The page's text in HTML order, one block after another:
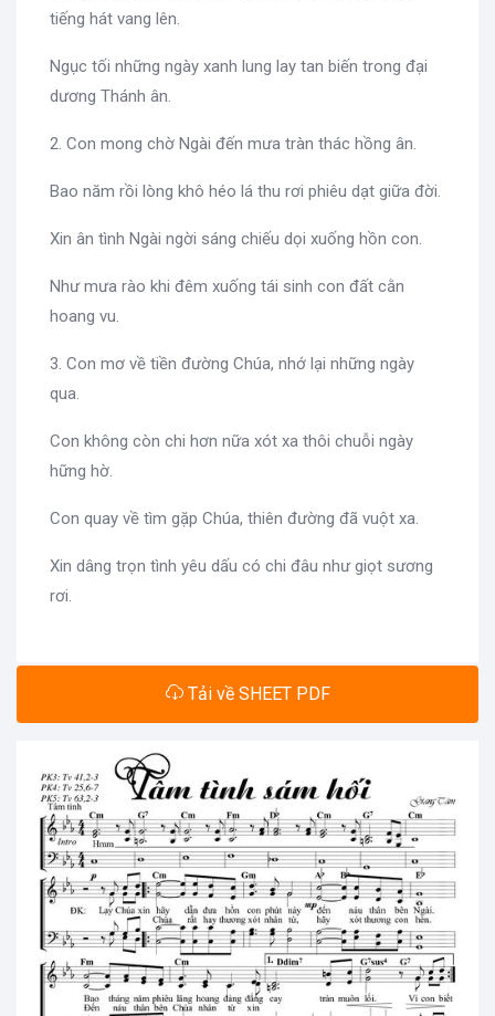
tiếng hát vang lên.
Ngục tối những ngày xanh lung lay tan biến trong đại
dương Thánh ân.
2. Con mong chờ Ngài đến mưa tràn thác hồng ân.
Bao năm rồi lòng khô héo lá thu rơi phiêu dạt giữa đời.
Xin ân tình Ngài ngời sáng chiếu dọi xuống hồn con.
Như mưa rào khi đêm xuống tái sinh con đất cằn
hoang vu.
3. Con mơ về tiền đường Chúa, nhớ lại những ngày
qua.
Con không còn chi hơn nữa xót xa thôi chuỗi ngày
hững hờ.
Con quay về tìm gặp Chúa, thiên đường đã vuột xa.
Xin dâng trọn tình yêu dấu có chi đâu như giọt sương
rơi.
Tải về SHEET PDF